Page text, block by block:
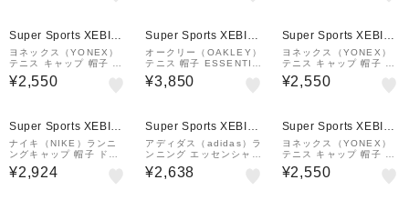
Super Sports XEBIO
&mall店
ヨネックス（YONEX）
テニス キャップ 帽子 メ
ッシュキャップ 40107-
011 速乾 UVカット
¥2,550
Super Sports XEBIO
&mall店
オークリー（OAKLEY）
テニス 帽子 ESSENTIA
L TRAIN キャップ FOS
902405-021
¥3,850
Super Sports XEBIO
&mall店
ヨネックス（YONEX）
テニス キャップ 帽子 ユ
ニメッシュキャップ 401
07-007 速乾 UVカット
¥2,550
Super Sports XEBIO
&mall店
ナイキ（NIKE）ランニ
ングキャップ 帽子 ドラ
イフィット クラブ 通気
速乾 AB FL P キャップ
¥2,924
Super Sports XEBIO
&mall店
アディダス（adidas）ラ
ンニング エッセンシャル
クライマクール 6パネル
ベースボール キャップ H
¥2,638
Super Sports XEBIO
&mall店
ヨネックス（YONEX）
テニス キャップ 帽子 メ
ッシュキャップ 40106-
011 速乾 UVカット
¥2,550